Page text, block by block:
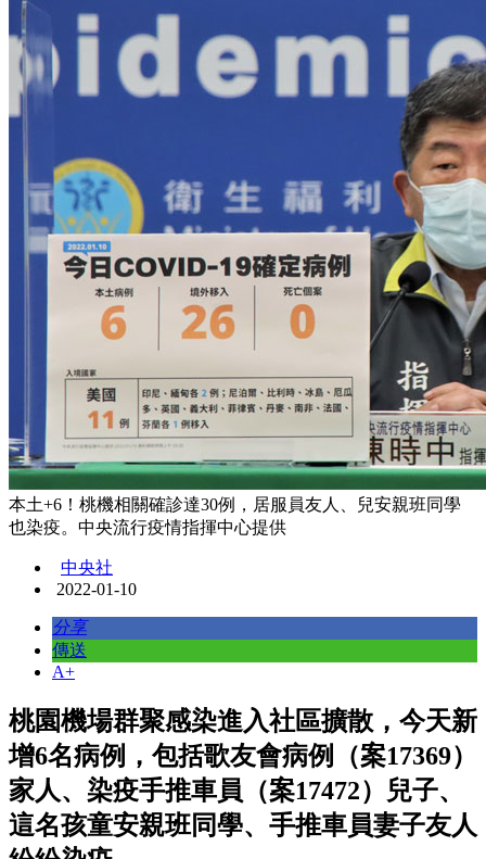
本土+6！桃機相關確診達30例，居服員友人、兒安親班同學
也染疫。中央流行疫情指揮中心提供
中央社
2022-01-10
分享
傳送
A+
桃園機場群聚感染進入社區擴散，今天新
增6名病例，包括歌友會病例（案17369）
家人、染疫手推車員（案17472）兒子、
這名孩童安親班同學、手推車員妻子友人